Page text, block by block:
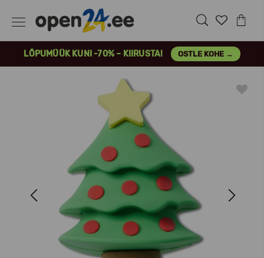
LÕPUMÜÜK KUNI -70% – KIIRUSTA! OSTLE KOHE →
Previous Next